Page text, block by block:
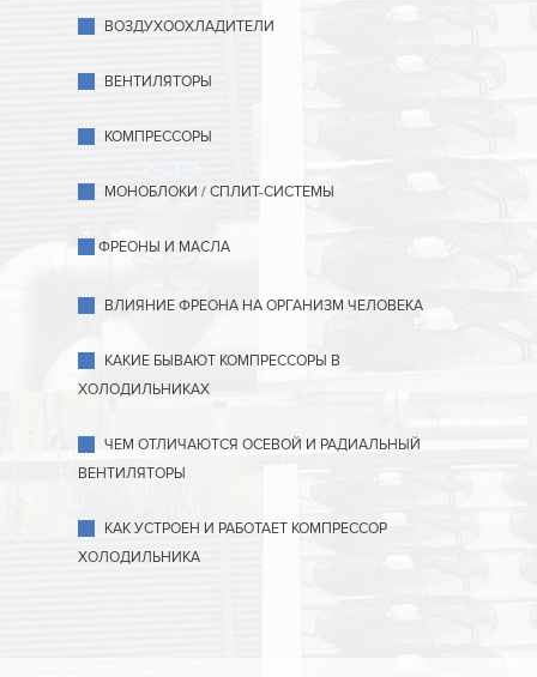
ВОЗДУХООХЛАДИТЕЛИ
ВЕНТИЛЯТОРЫ
КОМПРЕССОРЫ
МОНОБЛОКИ / СПЛИТ-СИСТЕМЫ
ФРЕОНЫ И МАСЛА
ВЛИЯНИЕ ФРЕОНА НА ОРГАНИЗМ ЧЕЛОВЕКА
КАКИЕ БЫВАЮТ КОМПРЕССОРЫ В
ХОЛОДИЛЬНИКАХ
ЧЕМ ОТЛИЧАЮТСЯ ОСЕВОЙ И РАДИАЛЬНЫЙ
ВЕНТИЛЯТОРЫ
КАК УСТРОЕН И РАБОТАЕТ КОМПРЕССОР
ХОЛОДИЛЬНИКА